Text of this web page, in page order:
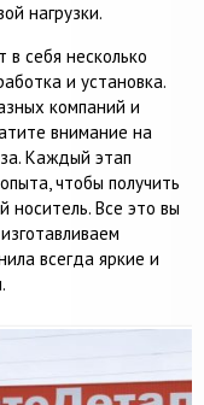
нагрузки.
в себя несколько
и установка.
компаний и
внимание на
Каждый этап
чтобы получить
носитель. Все это вы
всегда яркие и